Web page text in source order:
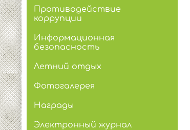
Противодействие
коррупции
Информационная
безопасность
Летний отдых
Фотогалерея
Награды
Электронный журнал